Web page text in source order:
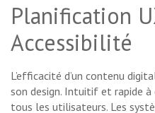
Planification
Accessibilité
L’efficacité d’un contenu
son design. Intuitif et rapide
tous les utilisateurs. Les